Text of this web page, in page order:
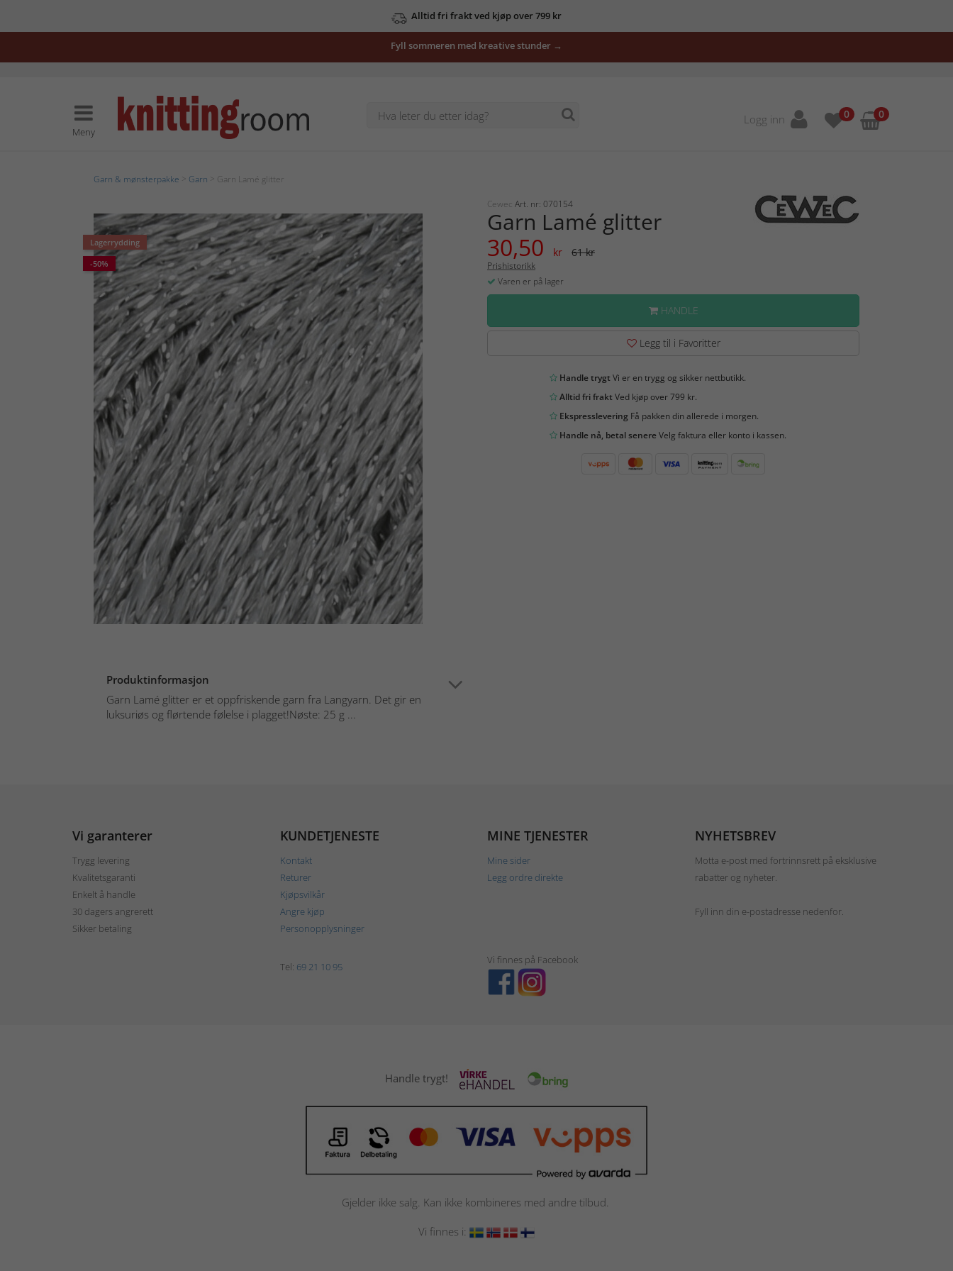
Alltid fri frakt ved kjøp over 799 kr
Fyll sommeren med kreative stunder →
Meny
Logg inn 0 0
Garn & mønsterpakke Garn > Garn Lamé glitter
Lagerrydding
-50%
Produktinformasjon
Garn Lamé glitter er et oppfriskende garn fra Langyarn. Det gir en
luksuriøs og flørtende følelse i plagget!Nøste: 25 g ...
Cewec Art. nr: 070154
Garn Lamé glitter
30,50 kr 61 kr
Prishistorikk
Varen er på lager
HANDLE
Legg til i Favoritter
Handle trygtVi er en trygg og sikker nettbutikk.
Alltid fri fraktVed kjøp over 799 kr.
EkspressleveringFå pakken din allerede i morgen.
Handle nå, betal senereVelg faktura eller konto i kassen.
Vi garanterer
Trygg levering
Kvalitetsgaranti
Enkelt å handle
30 dagers angrerett
Sikker betaling
KUNDETJENESTE
Kontakt
Returer
Kjøpsvilkår
Angre kjøp
Personopplysninger
MINE TJENESTER
Mine sider
Legg ordre direkte
NYHETSBREV
Motta e-post med fortrinnsrett på eksklusive
rabatter og nyheter.
Fyll inn din e-postadresse nedenfor.
Tel: 69 21 10 95
Vi finnes på Facebook
Handle trygt!
Gjelder ikke salg. Kan ikke kombineres med andre tilbud.
Vi finnes i: